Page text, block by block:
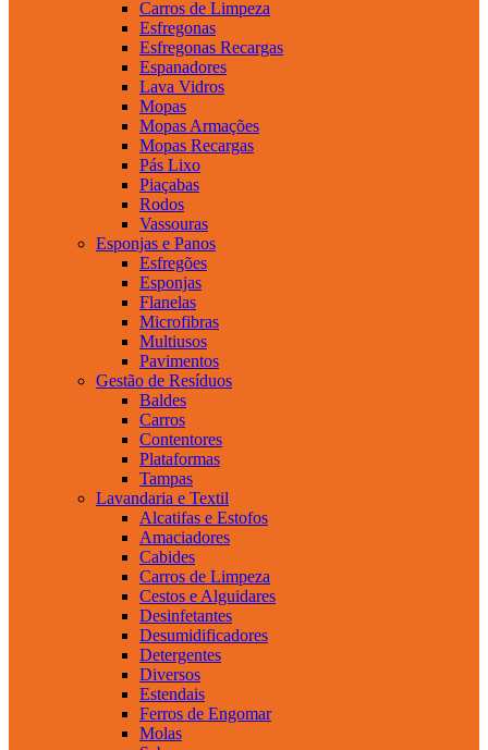
Carros de Limpeza
Esfregonas
Esfregonas Recargas
Espanadores
Lava Vidros
Mopas
Mopas Armações
Mopas Recargas
Pás Lixo
Piaçabas
Rodos
Vassouras
Esponjas e Panos
Esfregões
Esponjas
Flanelas
Microfibras
Multiusos
Pavimentos
Gestão de Resíduos
Baldes
Carros
Contentores
Plataformas
Tampas
Lavandaria e Textil
Alcatifas e Estofos
Amaciadores
Cabides
Carros de Limpeza
Cestos e Alguidares
Desinfetantes
Desumidificadores
Detergentes
Diversos
Estendais
Ferros de Engomar
Molas